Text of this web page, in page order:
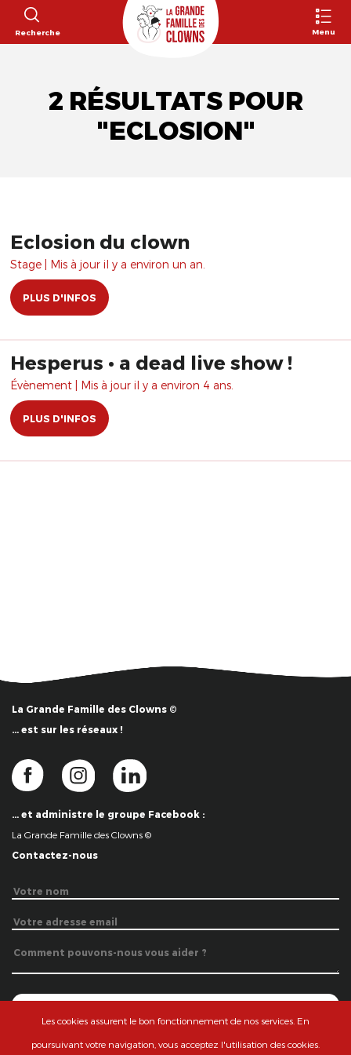
Recherche Menu
2 RÉSULTATS POUR
"ECLOSION"
Eclosion du clown
Stage | Mis à jour il y a environ un an.
PLUS D'INFOS
Hesperus • a dead live show !
Évènement | Mis à jour il y a environ 4 ans.
PLUS D'INFOS
La Grande Famille des Clowns ©
… est sur les réseaux !
… et administre le groupe Facebook :
La Grande Famille des Clowns ©
Contactez-nous
Les cookies assurent le bon fonctionnement de nos services. En
poursuivant votre navigation, vous acceptez l'utilisation des cookies.